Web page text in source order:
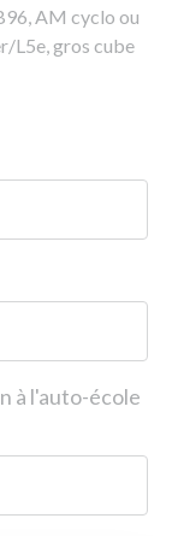
AM cyclo ou
L5e, gros cube
à l'auto-école